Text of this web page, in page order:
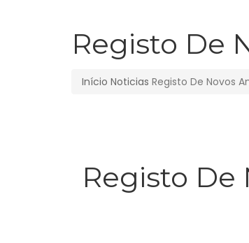
Registo De
Início Noticias Registo De Novos
Registo De